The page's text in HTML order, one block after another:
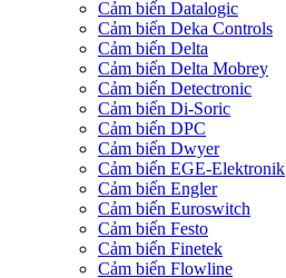
Cảm biến Datalogic
Cảm biến Deka Controls
Cảm biến Delta
Cảm biến Delta Mobrey
Cảm biến Detectronic
Cảm biến Di-Soric
Cảm biến DPC
Cảm biến Dwyer
Cảm biến EGE-Elektronik
Cảm biến Engler
Cảm biến Euroswitch
Cảm biến Festo
Cảm biến Finetek
Cảm biến Flowline